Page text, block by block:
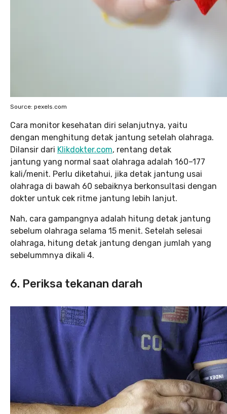
Source: pexels.com
Cara monitor kesehatan diri selanjutnya, yaitu
dengan menghitung detak jantung setelah olahraga.
Dilansir dari Klikdokter.com, rentang detak
jantung yang normal saat olahraga adalah 160–177
kali/menit. Perlu diketahui, jika detak jantung usai
olahraga di bawah 60 sebaiknya berkonsultasi dengan
dokter untuk cek ritme jantung lebih lanjut.
Nah, cara gampangnya adalah hitung detak jantung
sebelum olahraga selama 15 menit. Setelah selesai
olahraga, hitung detak jantung dengan jumlah yang
sebelummnya dikali 4.
6. Periksa tekanan darah